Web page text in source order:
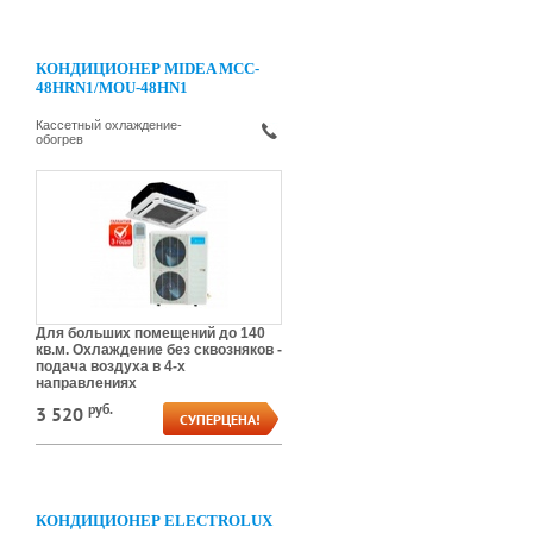
КОНДИЦИОНЕР MIDEA MCC-
48HRN1/MOU-48HN1
Кассетный охлаждение-
обогрев
Для больших помещений до 140
кв.м. Охлаждение без сквозняков -
подача воздуха в 4-х
направлениях
3 520 руб.
CУПЕРЦЕНА!
КОНДИЦИОНЕР ELECTROLUX